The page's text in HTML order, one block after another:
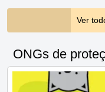
Ver
ONGs de